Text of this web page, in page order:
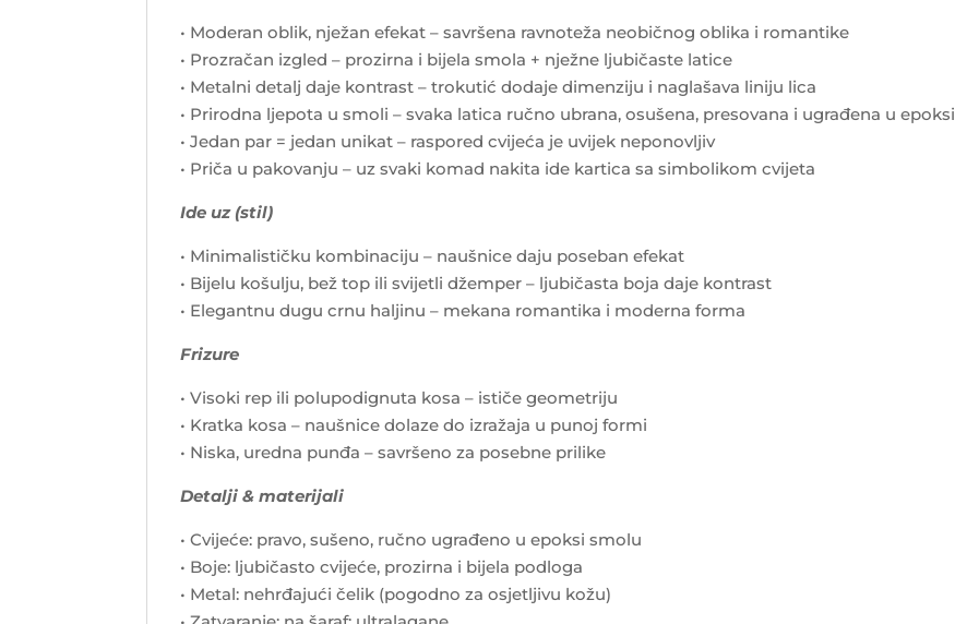
• Moderan oblik, nježan efekat – savršena ravnoteža neobičnog oblika i romantike
• Prozračan izgled – prozirna i bijela smola + nježne ljubičaste latice
• Metalni detalj daje kontrast – trokutić dodaje dimenziju i naglašava liniju lica
• Prirodna ljepota u smoli – svaka latica ručno ubrana, osušena, presovana i ugrađena u epoksi
• Jedan par = jedan unikat – raspored cvijeća je uvijek neponovljiv
• Priča u pakovanju – uz svaki komad nakita ide kartica sa simbolikom cvijeta
Ide uz (stil)
• Minimalističku kombinaciju – naušnice daju poseban efekat
• Bijelu košulju, bež top ili svijetli džemper – ljubičasta boja daje kontrast
• Elegantnu dugu crnu haljinu – mekana romantika i moderna forma
Frizure
• Visoki rep ili polupodignuta kosa – ističe geometriju
• Kratka kosa – naušnice dolaze do izražaja u punoj formi
• Niska, uredna punđa – savršeno za posebne prilike
Detalji & materijali
• Cvijeće: pravo, sušeno, ručno ugrađeno u epoksi smolu
• Boje: ljubičasto cvijeće, prozirna i bijela podloga
• Metal: nehrđajući čelik (pogodno za osjetljivu kožu)